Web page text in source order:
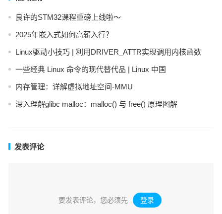
良许的STM32课程重磅上线啦～
2025年嵌入式如何高薪入行？
Linux驱动小技巧 | 利用DRIVER_ATTR实现调用内核函数
一些经典 Linux 命令的现代替代品 | Linux 中国
内存管理：详解虚拟地址空间-MMU
深入理解glibc malloc：malloc() 与 free() 原理图解
发表评论
要发表评论，您必须先 登录 。